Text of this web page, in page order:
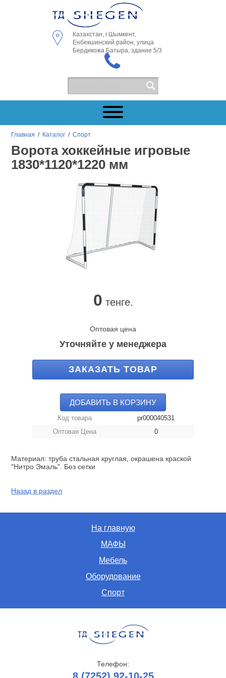
Казахстан, г.Шымкент,
Енбекшинский район, улица
Бердикожа Батыра, здание 5/3
Главная / Каталог /Спорт
Ворота хоккейные игровые
1830*1120*1220 мм
0 тенге.
Оптовая цена
Уточняйте у менеджера
ЗАКАЗАТЬ ТОВАР
ДОБАВИТЬ В КОРЗИНУ
Код товара
pr000040531
Оптовая Цена
0
Материал: труба стальная круглая, окрашена краской
"Нитро Эмаль". Без сетки
Назад в раздел
На главную
МАФЫ
Мебель
Оборудование
Спорт
Телефон: